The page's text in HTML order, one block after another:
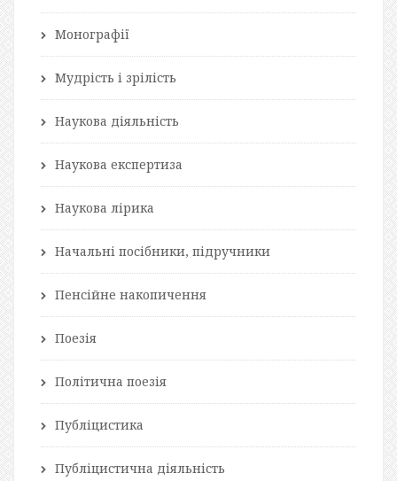
Монографії
Мудрість і зрілість
Наукова діяльність
Наукова експертиза
Наукова лірика
Начальні посібники, підручники
Пенсійне накопичення
Поезія
Політична поезія
Публіцистика
Публіцистична діяльність